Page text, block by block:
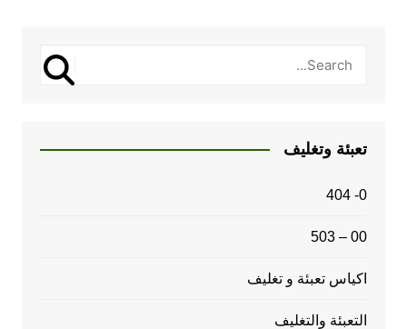
تعبئة وتغليف
0- 404
00 – 503
اكياس تعبئة و تغليف
التعبئة والتغليف